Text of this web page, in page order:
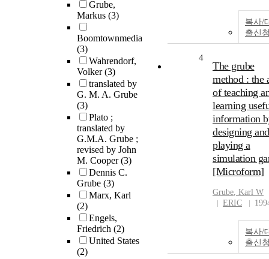
Grube,
Markus (3)
Boomtownmedia
(3)
Wahrendorf,
Volker(3)
translated by
G. M. A. Grube
(3)
Plato ;
translated by
G.M.A. Grube ;
revised by John
M. Cooper(3)
Dennis C.
Grube (3)
Marx, Karl
(2)
Engels,
Friedrich (2)
United States
(2)
복사/
출신
4
The grube
method : the
of teaching
learning
information
designing and
playing a
simulation
[Microform]
Grube, Karl W
ERIC
복사/
출신